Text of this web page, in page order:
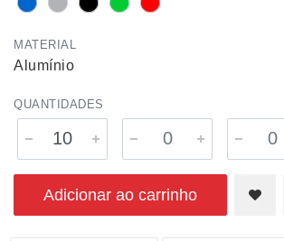
MATERIAL
Alumínio
QUANTIDADES
Adicionar ao carrinho